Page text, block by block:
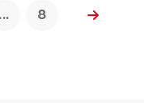
... 8